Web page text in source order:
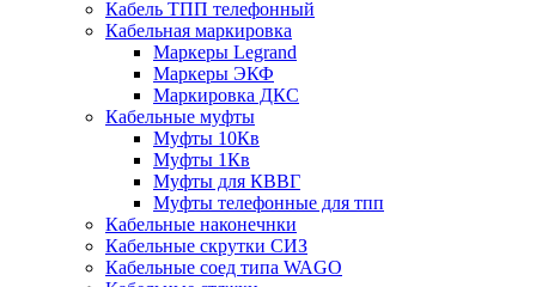
Кабель ТПП телефонный
Кабельная маркировка
Маркеры Legrand
Маркеры ЭКФ
Маркировка ДКС
Кабельные муфты
Муфты 10Кв
Муфты 1Кв
Муфты для КВВГ
Муфты телефонные для тпп
Кабельные наконечнки
Кабельные скрутки СИЗ
Кабельные соед типа WAGO